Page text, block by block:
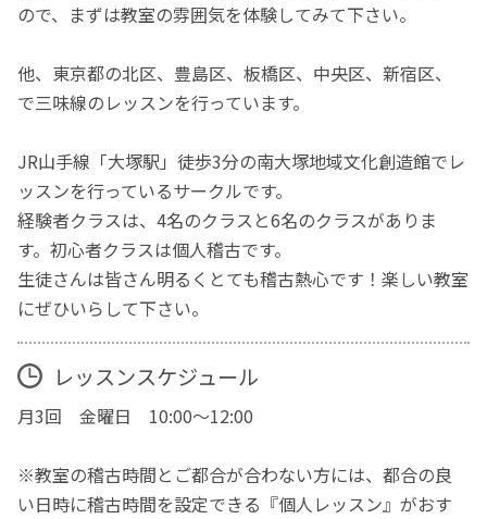
ので、まずは教室の雰囲気を体験してみて下さい。
他、東京都の北区、豊島区、板橋区、中央区、新宿区、
で三味線のレッスンを行っています。
JR山手線「大塚駅」徒歩3分の南大塚地域文化創造館でレ
ッスンを行っているサークルです。
経験者クラスは、4名のクラスと6名のクラスがありま
す。初心者クラスは個人稽古です。
生徒さんは皆さん明るくとても稽古熱心です！楽しい教室
にぜひいらして下さい。
レッスンスケジュール
月3回 金曜日 10:00～12:00
※教室の稽古時間とご都合が合わない方には、都合の良
い日時に稽古時間を設定できる『個人レッスン』がおす